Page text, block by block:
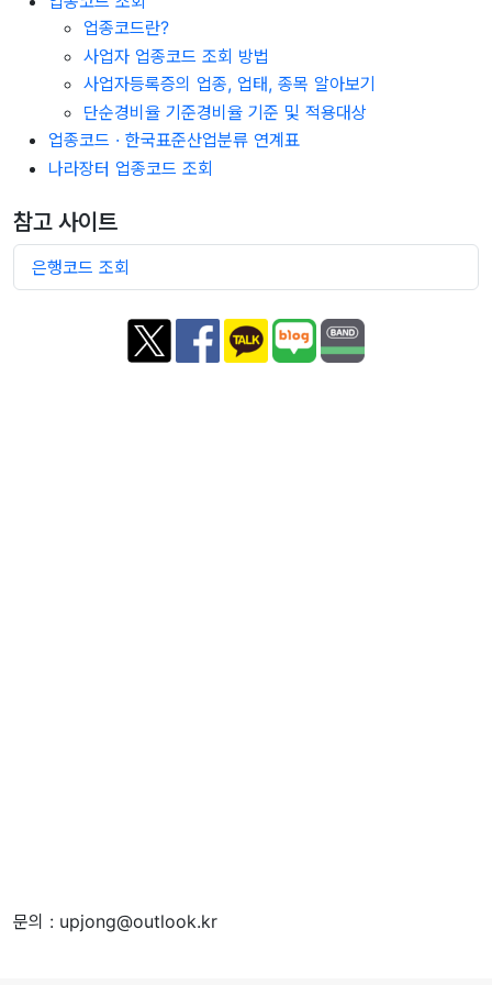
업종코드란?
사업자 업종코드 조회 방법
사업자등록증의 업종, 업태, 종목 알아보기
단순경비율 기준경비율 기준 및 적용대상
업종코드 · 한국표준산업분류 연계표
나라장터 업종코드 조회
참고 사이트
은행코드 조회
문의 : upjong@outlook.kr